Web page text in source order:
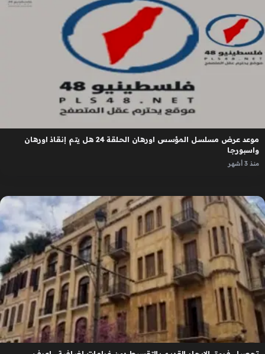
موعد عرض مسلسل المؤسس اورهان الحلقة 24 هل يتم إنقاذ اورهان
واسبورجا
منذ 3 أشهر